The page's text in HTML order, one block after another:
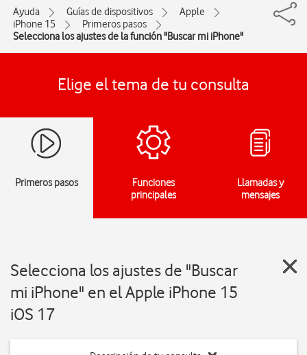
Ayuda Guías de dispositivos
Apple
iPhone 15
Primeros pasos
Selecciona los ajustes de la función "Buscar mi iPhone"
Elige el tema de tu consulta
Primeros pasos
Funciones
principales
Llamadas y
mensajes
Selecciona los ajustes de "Buscar
mi iPhone" en el Apple iPhone 15
iOS 17